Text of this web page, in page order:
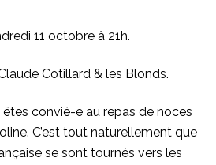
11 octobre à 21h.
Cotillard & les Blonds.
êtes convié-e au repas de noces
C’est tout naturellement que
se sont tournés vers les